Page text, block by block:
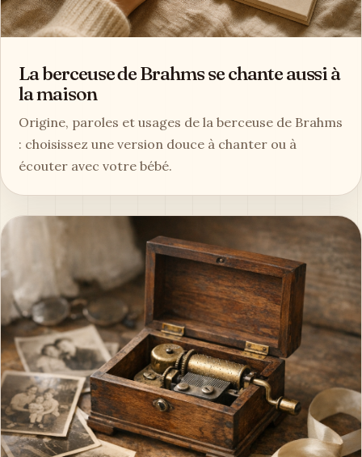
La berceuse de Brahms se chante aussi à
la maison
Origine, paroles et usages de la berceuse de Brahms
: choisissez une version douce à chanter ou à
écouter avec votre bébé.